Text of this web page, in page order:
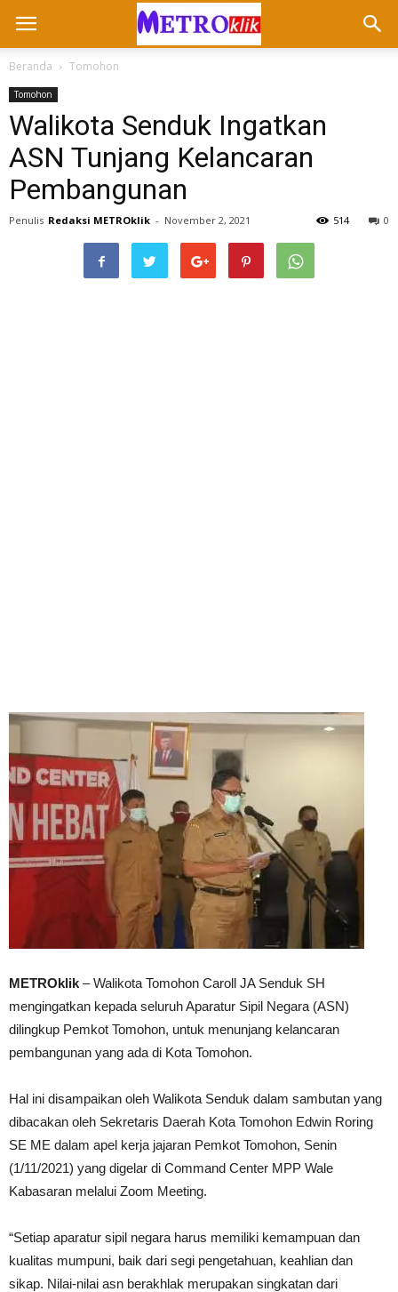
Beranda Tomohon
Tomohon
Walikota Senduk Ingatkan
ASN Tunjang Kelancaran
Pembangunan
Penulis Redaksi METROklik - November 2, 2021 0
514
METROklik – Walikota Tomohon Caroll JA Senduk SH
mengingatkan kepada seluruh Aparatur Sipil Negara (ASN)
dilingkup Pemkot Tomohon, untuk menunjang kelancaran
pembangunan yang ada di Kota Tomohon.
Hal ini disampaikan oleh Walikota Senduk dalam sambutan yang
dibacakan oleh Sekretaris Daerah Kota Tomohon Edwin Roring
SE ME dalam apel kerja jajaran Pemkot Tomohon, Senin
(1/11/2021) yang digelar di Command Center MPP Wale
Kabasaran melalui Zoom Meeting.
“Setiap aparatur sipil negara harus memiliki kemampuan dan
kualitas mumpuni, baik dari segi pengetahuan, keahlian dan
sikap. Nilai-nilai asn berakhlak merupakan singkatan dari